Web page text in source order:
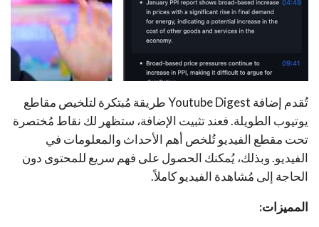
تُقدم إضافة Youtube Digest طريقة مُبتكرة لتلخيص مقاطع
يوتيوب الطويلة. فعند تثبيت الإضافة، ستظهر لك نقاط مُختصرة
تحت مقطع الفيديو تُلخص أهم الأحداث والمعلومات في
الفيديو. وبذلك، يُمكنك الحصول على فهم سريع للمحتوى دون
الحاجة إلى مُشاهدة الفيديو كاملاً.
المميزات: